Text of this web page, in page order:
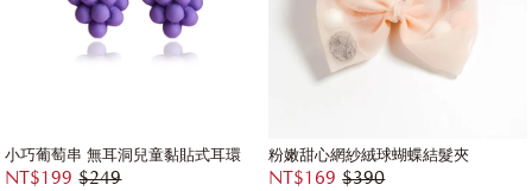
小巧葡萄串 無耳洞兒童黏貼式耳環
NT$199 $249
粉嫩甜心網紗絨球蝴蝶結髮夾
NT$169 $390